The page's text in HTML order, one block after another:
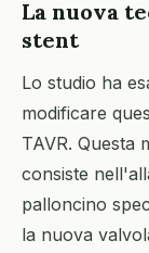
La nuova
stent
Lo studio ha
modificare
TAVR. Questa
consiste
palloncino
la nuova